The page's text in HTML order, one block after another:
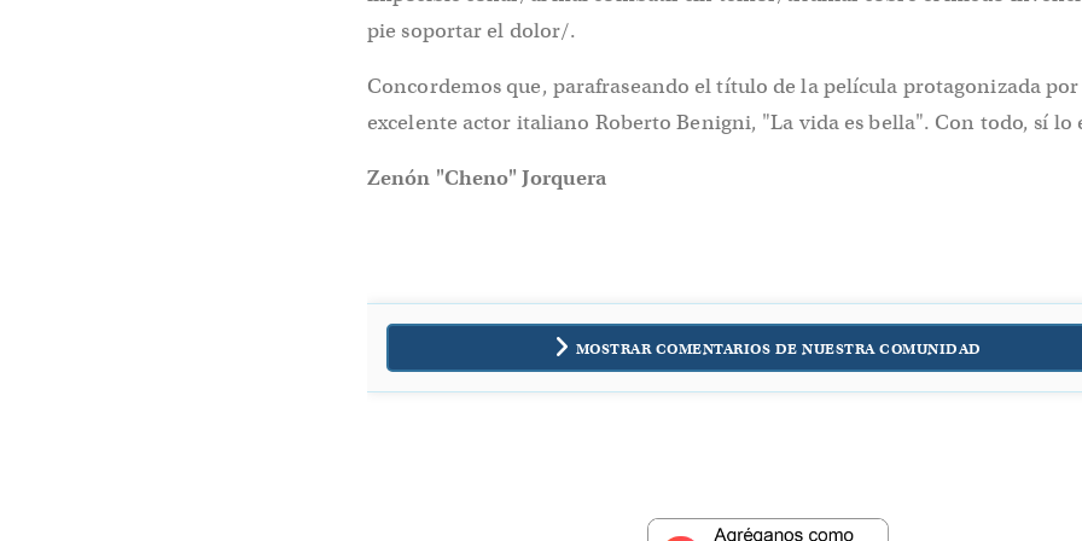
pie soportar el dolor/.
Concordemos que, parafraseando el título de la película protagonizada
excelente actor italiano Roberto Benigni, "La vida es bella". Con todo, sí lo
Zenón "Cheno" Jorquera
MOSTRAR COMENTARIOS DE NUESTRA COMUNIDAD